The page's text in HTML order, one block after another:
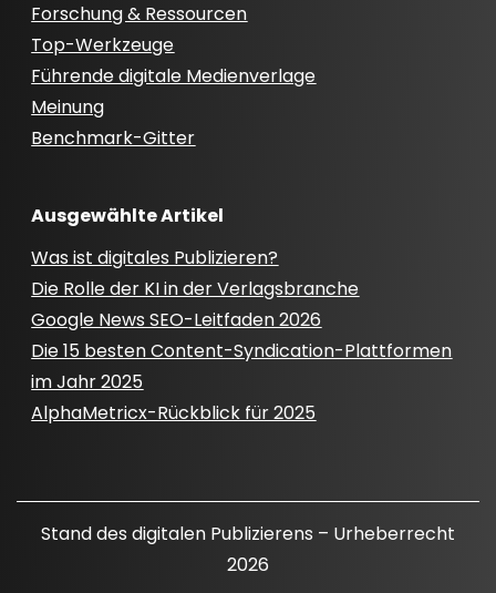
Forschung & Ressourcen
Top-Werkzeuge
Führende digitale Medienverlage
Meinung
Benchmark-Gitter
Ausgewählte Artikel
Was ist digitales Publizieren?
Die Rolle der KI in der Verlagsbranche
Google News SEO-Leitfaden 2026
Die 15 besten Content-Syndication-Plattformen
im Jahr 2025
AlphaMetricx-Rückblick für 2025
Stand des digitalen Publizierens – Urheberrecht
2026